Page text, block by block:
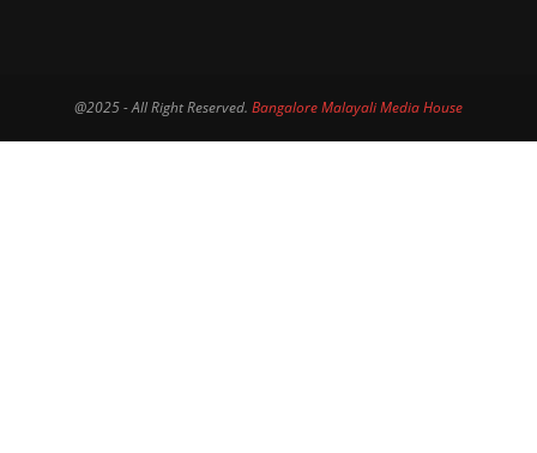
@2025 - All Right Reserved. Bangalore Malayali Media House